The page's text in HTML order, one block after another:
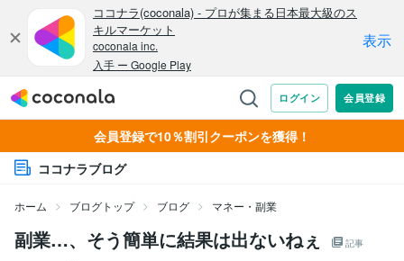
会員登録で10％割引クーポンを獲得！
ココナラブログ
ホーム ブログトップ ブログ マネー・副業
副業…、そう簡単に結果は出ないねぇ 記事